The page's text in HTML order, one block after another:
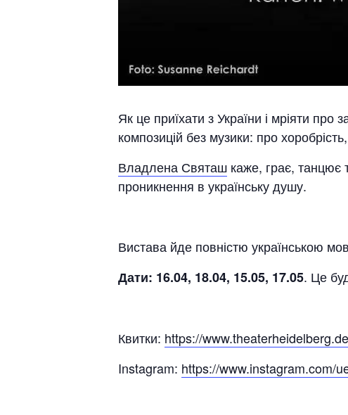
Як це приїхати з України і мріяти про
композицій без музики: про
Владлена Святаш каже, грає, танцює
проникнення в українську душу.
Вистава йде повністю українською
Дати: 16.04, 18.04, 15.05, 17.05. Це
Квитки: https://
Instagram: https://www.instagram.com/